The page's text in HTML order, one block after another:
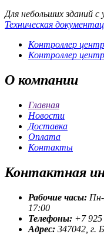
Для небольших зданий
Техническая
Контроллер
Контроллер
О компании
Главная
Новости
Доставка
Оплата
Контакты
Контактная
Рабочие часы:
17:00
Телефоны: +7 925
Адрес: 347042, г.